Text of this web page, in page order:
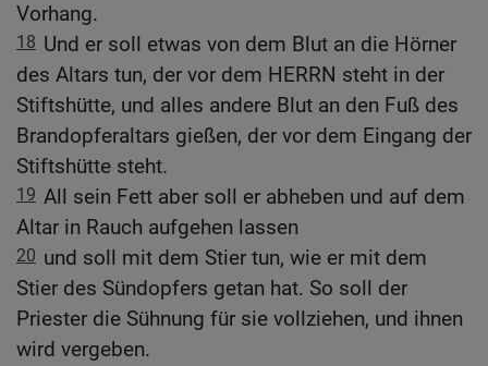
Vorhang.
18 Und er soll etwas von dem Blut an die Hörner
des Altars tun, der vor dem HERRN steht in der
Stiftshütte, und alles andere Blut an den Fuß des
Brandopferaltars gießen, der vor dem Eingang der
Stiftshütte steht.
19 All sein Fett aber soll er abheben und auf dem
Altar in Rauch aufgehen lassen
20 und soll mit dem Stier tun, wie er mit dem
Stier des Sündopfers getan hat. So soll der
Priester die Sühnung für sie vollziehen, und ihnen
wird vergeben.